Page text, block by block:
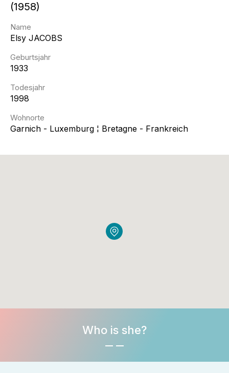
(1958)
Name
Elsy JACOBS
Geburtsjahr
1933
Todesjahr
1998
Wohnorte
Garnich - Luxemburg ¦ Bretagne - Frankreich
Who is she?